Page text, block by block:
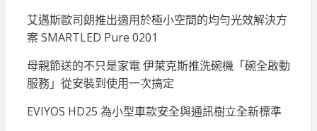
艾邁斯歐司朗推出適用於極小空間的均勻光效解決方
案 SMARTLED Pure 0201
母親節送的不只是家電 伊萊克斯推洗碗機「碗全啟動
服務」從安裝到使用一次搞定
EVIYOS HD25 為小型車款安全與通訊樹立全新標準